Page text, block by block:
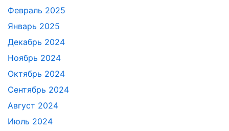
Февраль 2025
Январь 2025
Декабрь 2024
Ноябрь 2024
Октябрь 2024
Сентябрь 2024
Август 2024
Июль 2024